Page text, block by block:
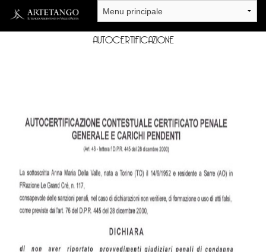
Salta al contenuto principale
AUTOCERTIFICAZIONE